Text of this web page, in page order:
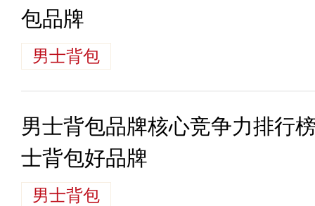
包品牌
男士背包
男士背包品牌核心竞争力排行
士背包好品牌
男士背包